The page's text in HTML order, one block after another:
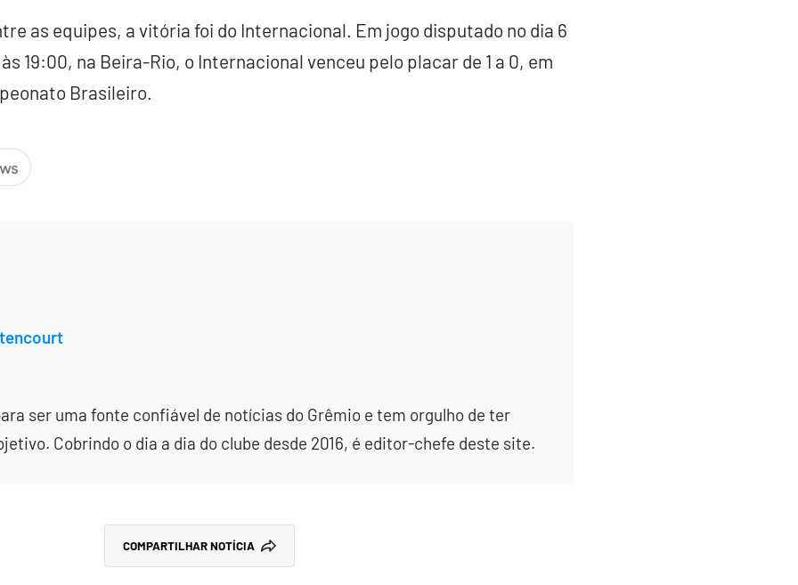
as equipes, a vitória foi do Internacional. Em jogo disputado no dia 6
19:00, na Beira-Rio, o Internacional venceu pelo placar de 1 a 0, em
Brasileiro.
ser uma fonte confiável de notícias do Grêmio e tem orgulho de ter
Cobrindo o dia a dia do clube desde 2016, é editor-chefe deste site.
COMPARTILHAR NOTÍCIA